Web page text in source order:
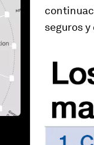
seguros